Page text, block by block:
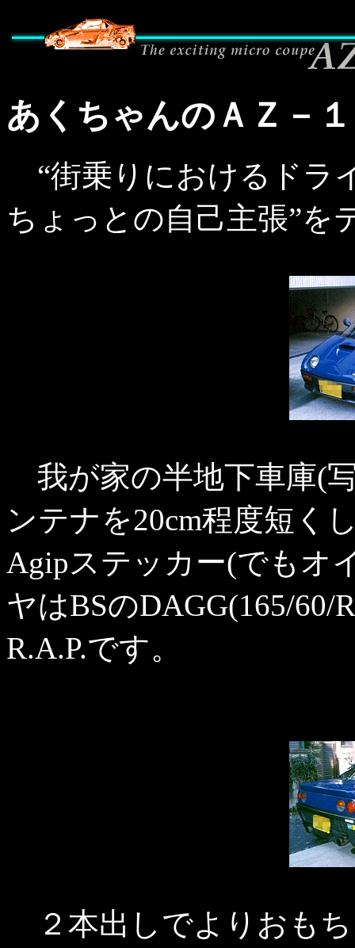
あくちゃんのＡＺ－１
“街乗りにおけるドラ
ちょっとの自己主張”を
我が家の半地下車庫(
ンテナを20cm程度短く
Agipステッカー(でもオ
ヤはBSのDAGG(165/60/
R.A.P.です。
２本出しでよりおも